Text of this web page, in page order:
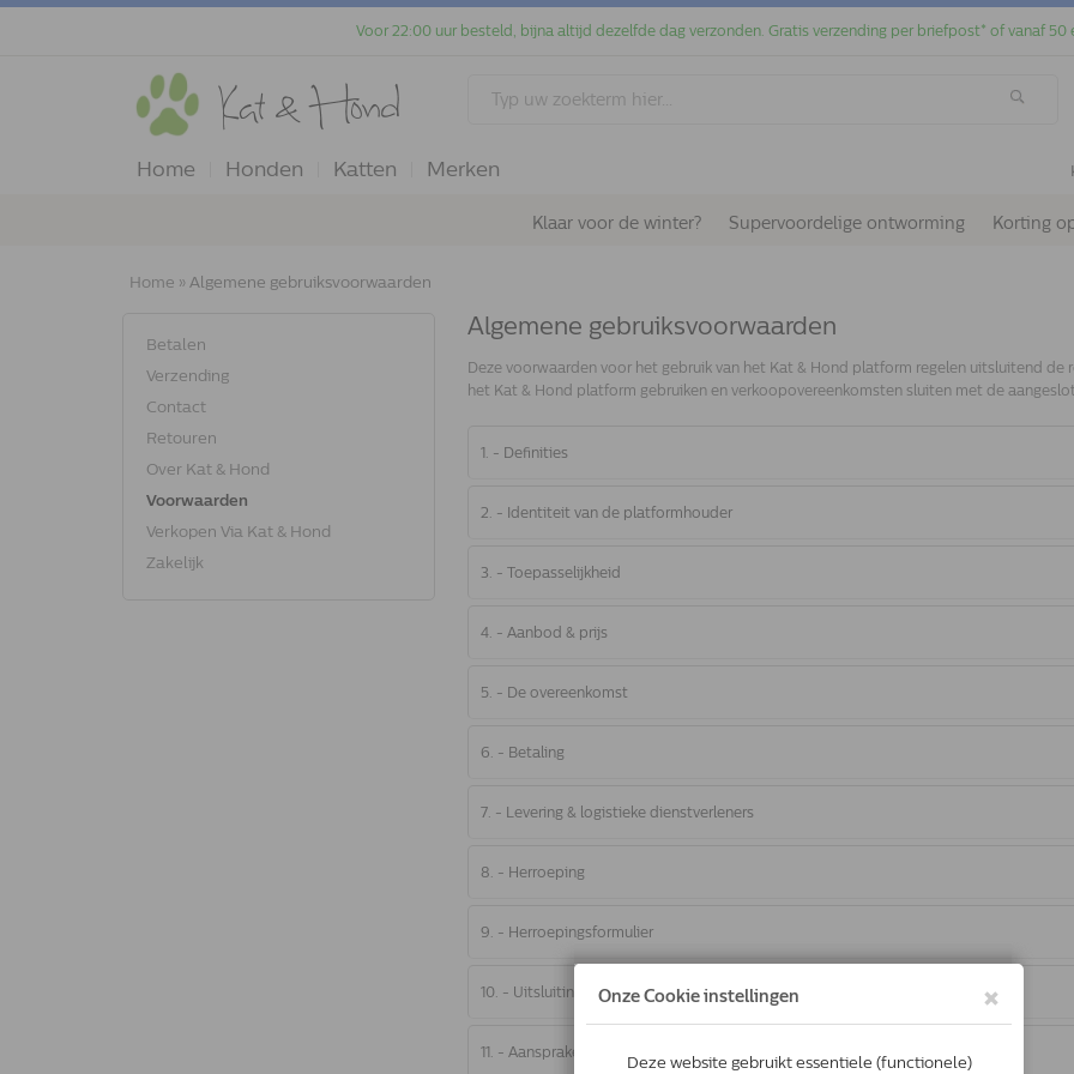
Voor 22:00 uur besteld, bijna altijd dezelfde dag verzonden. Gratis verzending per briefpost* of vanaf
Home Honden Katten Merken
Klaar voor de winter? Supervoordelige ontworming Korting
Home » Algemene gebruiksvoorwaarden
Betalen
Verzending
Contact
Retouren
Over Kat & Hond
Voorwaarden
Verkopen Via Kat & Hond
Zakelijk
Algemene gebruiksvoorwaarden
Deze voorwaarden voor het gebruik van het Kat & Hond platform regelen uitsluitend
het Kat & Hond platform gebruiken en verkoopovereenkomsten sluiten met de
1. - Definities
2. - Identiteit van de platformhouder
3. - Toepasselijkheid
4. - Aanbod & prijs
5. - De overeenkomst
6. - Betaling
7. - Levering & logistieke dienstverleners
8. - Herroeping
9. - Herroepingsformulier
10. - Uitsluiting herroepingsrecht
11. - Aansprakelijkheid